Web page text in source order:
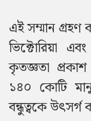
এই সম্মান গ্রহণ
ভিক্টোরিয়া
কৃতজ্ঞতা
১৪০ কোটি
বন্ধুত্বকে উৎসর্গ